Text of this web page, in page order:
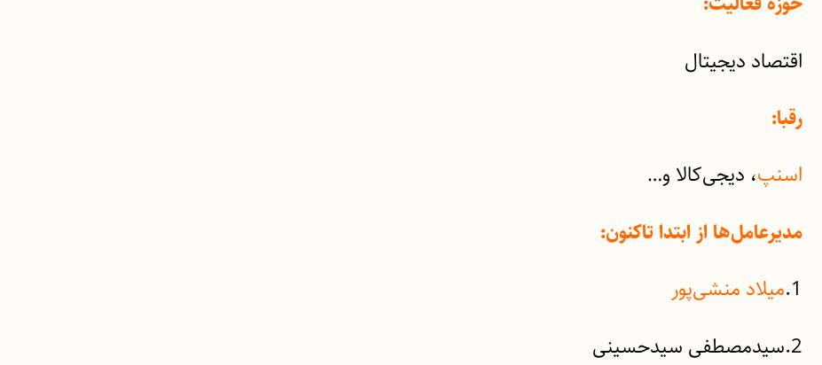
اقتصاد دیجیتال
رقبا:
اسنپ، دیجی‌کالا و…
مدیرعامل‌ها از ابتدا تاکنون:
1. میلاد منشی‌پور
2.سیدمصطفی سیدحسینی